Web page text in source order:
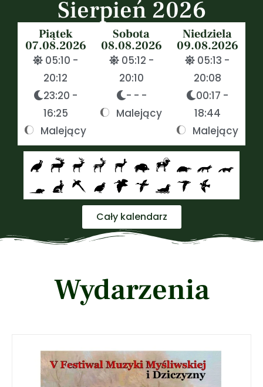
Sierpień 2026
Piątek
07.08.2026
05:10 -
20:12
23:20 -
16:25
Malejący
Sobota
08.08.2026
05:12 -
20:10
- - -
Malejący
Niedziela
09.08.2026
05:13 -
20:08
00:17 -
18:44
Malejący
Cały kalendarz
Wydarzenia